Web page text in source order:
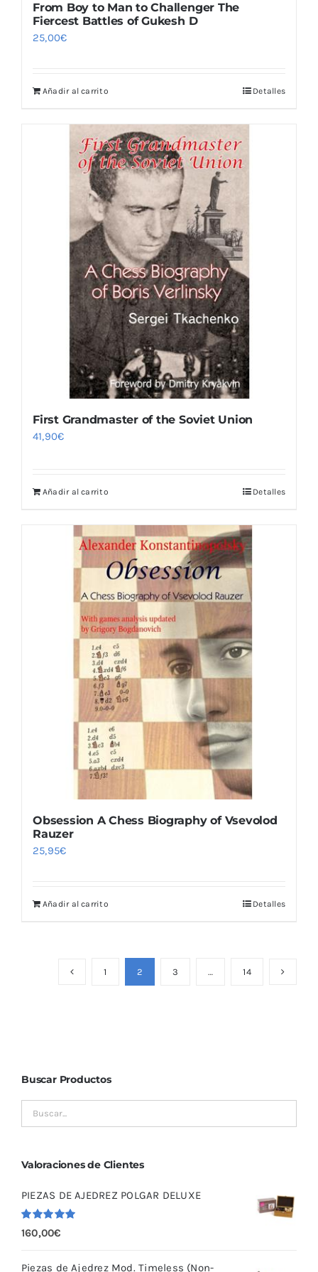
From Boy to Man to Challenger The
Fiercest Battles of Gukesh D
25,00€
Añadir al carrito Detalles
First Grandmaster of the Soviet Union
41,90€
Añadir al carrito Detalles
Obsession A Chess Biography of Vsevolod
Rauzer
25,95€
Añadir al carrito Detalles
1 2 3 … 14
Buscar Productos
Valoraciones de Clientes
PIEZAS DE AJEDREZ POLGAR DELUXE
Valorado
con 5.00
160,00€
Piezas de Ajedrez Mod. Timeless (Non-